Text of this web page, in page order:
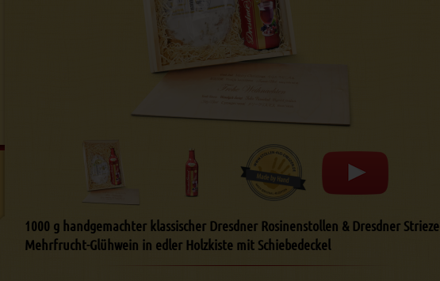
1000 g handgemachter klassischer Dresdner Rosinenstollen & Dresdner Striezel
Mehrfrucht-Glühwein in edler Holzkiste mit Schiebedeckel